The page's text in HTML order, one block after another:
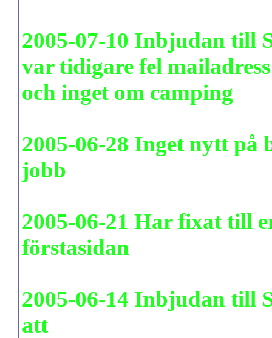
2005-07-10 Inbjudan till
var tidigare fel mailadress
och inget om camping
2005-06-28 Inget nytt
jobb
2005-06-21 Har fixat till
förstasidan
2005-06-14 Inbjudan till
att